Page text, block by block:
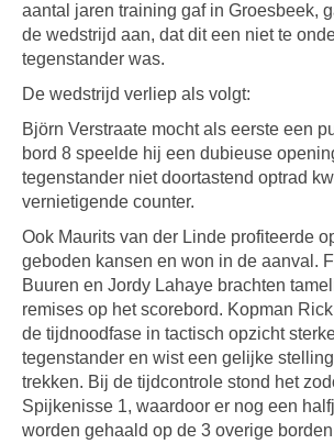
aantal jaren training gaf in Groesbeek,
de wedstrijd aan, dat dit een niet te
tegenstander was.
De wedstrijd verliep als volgt:
Björn Verstraate mocht als eerste een
bord 8 speelde hij een dubieuse
tegenstander niet doortastend optrad
vernietigende counter.
Ook Maurits van der Linde profiteerde
geboden kansen en won in de aanval.
Buuren en Jordy Lahaye brachten
remises op het scorebord. Kopman
de tijdnoodfase in tactisch opzicht
tegenstander en wist een gelijke
trekken. Bij de tijdcontrole stond het
Spijkenisse 1, waardoor er nog een
worden gehaald op de 3 overige